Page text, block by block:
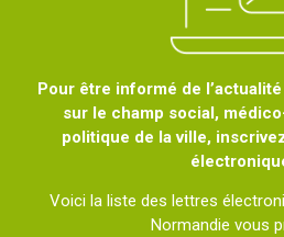
Pour être informé de
sur le champ social,
politique de la ville,
Voici la liste des lettres
Normandie vous